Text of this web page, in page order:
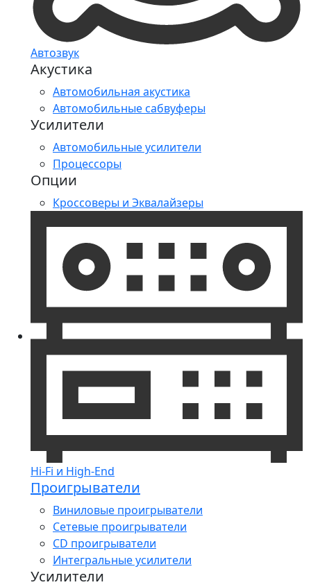
Автозвук
Акустика
Автомобильная акустика
Автомобильные сабвуферы
Усилители
Автомобильные усилители
Процессоры
Опции
Кроссоверы и Эквалайзеры
Hi-Fi и High-End
Проигрыватели
Виниловые проигрыватели
Сетевые проигрыватели
CD проигрыватели
Интегральные усилители
Усилители